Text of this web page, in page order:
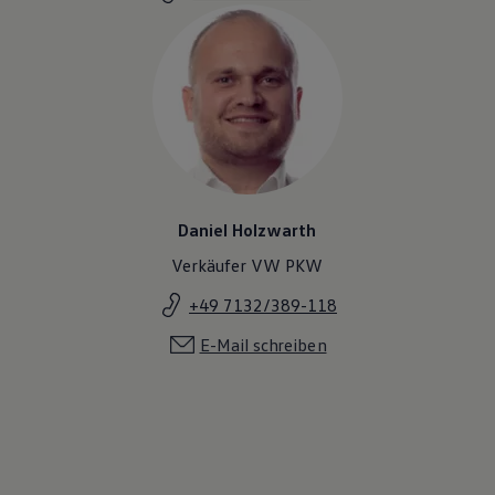
Lifestyle
Transport
Elektromobilität
Volkswagen R
Pannen- und Unfallhilfe
Volkswagen Kundenbetreuung
Daniel Holzwarth
Verkäufer VW PKW
+49 7132/389-118
E-Mail schreiben